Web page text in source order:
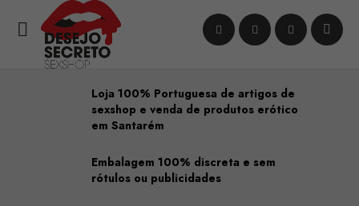

Loja 100% Portuguesa de artigos de
sexshop e venda de produtos erótico
em Santarém
Embalagem 100% discreta e sem
rótulos ou publicidades